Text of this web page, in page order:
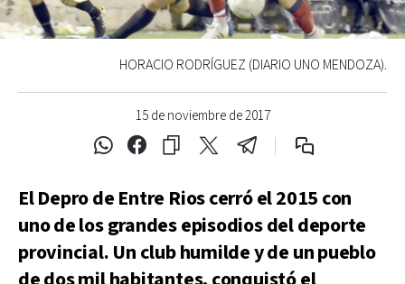
15 de noviembre de 2017
HORACIO RODRÍGUEZ (DIARIO UNO MENDOZA).
El Depro de Entre Rios cerró el 2015 con
uno de los grandes episodios del deporte
provincial. Un club humilde y de un pueblo